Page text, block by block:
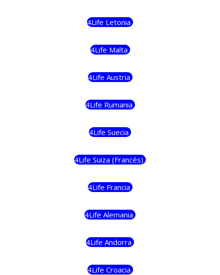
4Life Letonia
4Life Malta
4Life Austria
4Life Rumania
4Life Suecia
4Life Suiza (Francés)
4Life Francia
4Life Alemania
4Life Andorra
4Life Croacia